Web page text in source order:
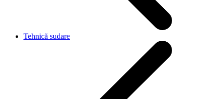
Tehnică sudare